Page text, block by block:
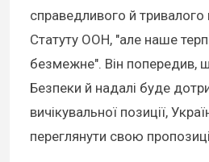
справедливого й
Статуту ООН, "але наше
безмежне". Він попередив,
Безпеки й надалі буде
вичікувальної позиції,
переглянути свою